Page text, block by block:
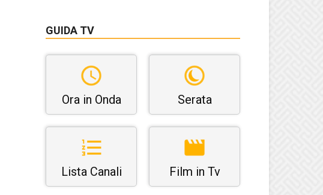
GUIDA TV
Ora in Onda Serata
Lista Canali Film in Tv